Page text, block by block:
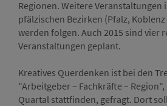
Regionen. Weitere
pfälzischen Bezirken (Pfalz,
werden folgen. Auch 2015 sind vier
Veranstaltungen geplant.
Kreatives Querdenken ist bei den
"Arbeitgeber – Fachkräfte –
Quartal stattfinden, gefragt. Dort